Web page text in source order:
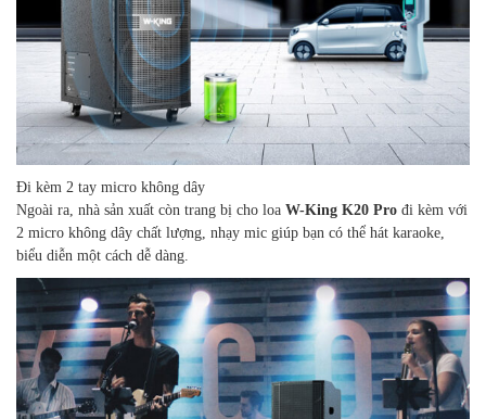
Đi kèm 2 tay micro không dây
Ngoài ra, nhà sản xuất còn trang bị cho loa W-King K20 Pro đi kèm với
2 micro không dây chất lượng, nhạy mic giúp bạn có thể hát karaoke,
biểu diễn một cách dễ dàng.